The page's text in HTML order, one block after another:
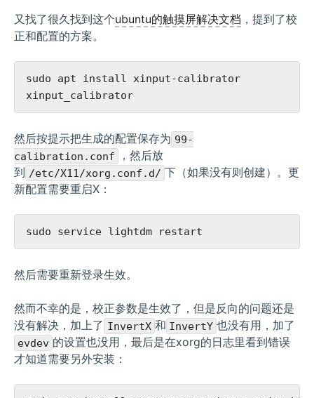
又找了很久找到这个ubuntu的触摸屏解决文档 ，提到了校
正和配置的方案。
sudo apt install xinput-calibrator
然后按提示把生成的配置保存为 99-
calibration.conf
，然后放
到 /etc/X11/xorg.conf.d/ 下（如果没有则创建）。更
新配置需要重启X：
然后需要重新登录生效。
然而不幸的是，校正参数是生效了，但是反向的问题还是
没有解决，加上了 InvertX 和 InvertY 也没有用，加了
evdev 的设置也没用，最后是在xorg的日志里看到错误
才知道需要另外安装：